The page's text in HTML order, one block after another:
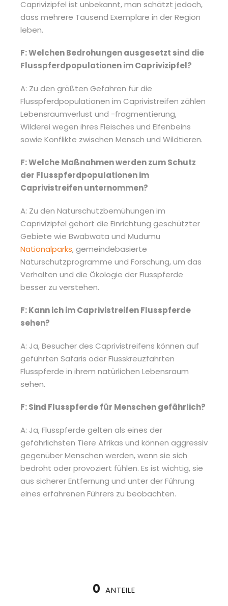
Caprivizipfel ist unbekannt, man schätzt jedoch,
dass mehrere Tausend Exemplare in der Region
leben.
F: Welchen Bedrohungen ausgesetzt sind die
Flusspferdpopulationen im Caprivizipfel?
A: Zu den größten Gefahren für die
Flusspferdpopulationen im Caprivistreifen zählen
Lebensraumverlust und -fragmentierung,
Wilderei wegen ihres Fleisches und Elfenbeins
sowie Konflikte zwischen Mensch und Wildtieren.
F: Welche Maßnahmen werden zum Schutz
der Flusspferdpopulationen im
Caprivistreifen unternommen?
A: Zu den Naturschutzbemühungen im
Caprivizipfel gehört die Einrichtung geschützter
Gebiete wie Bwabwata und Mudumu
Nationalparks, gemeindebasierte
Naturschutzprogramme und Forschung, um das
Verhalten und die Ökologie der Flusspferde
besser zu verstehen.
F: Kann ich im Caprivistreifen Flusspferde
sehen?
A: Ja, Besucher des Caprivistreifens können auf
geführten Safaris oder Flusskreuzfahrten
Flusspferde in ihrem natürlichen Lebensraum
sehen.
F: Sind Flusspferde für Menschen gefährlich?
A: Ja, Flusspferde gelten als eines der
gefährlichsten Tiere Afrikas und können aggressiv
gegenüber Menschen werden, wenn sie sich
bedroht oder provoziert fühlen. Es ist wichtig, sie
aus sicherer Entfernung und unter der Führung
eines erfahrenen Führers zu beobachten.
0 ANTEILE